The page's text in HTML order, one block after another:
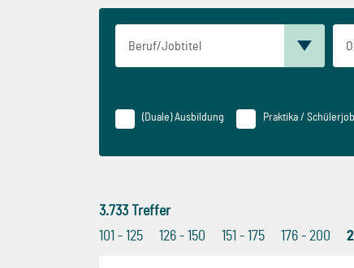
(Duale) Ausbildung Praktika /
3.733 Treffer
101 - 125
126 - 150 151 - 175 176 - 200